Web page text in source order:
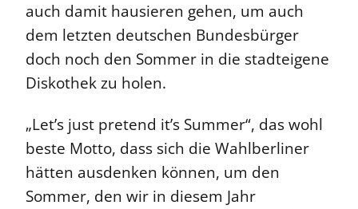
auch damit hausieren gehen, um auch
dem letzten deutschen Bundesbürger
doch noch den Sommer in die stadteigene
Diskothek zu holen.
„Let’s just pretend it’s Summer“, das wohl
beste Motto, dass sich die Wahlberliner
hätten ausdenken können, um den
Sommer, den wir in diesem Jahr